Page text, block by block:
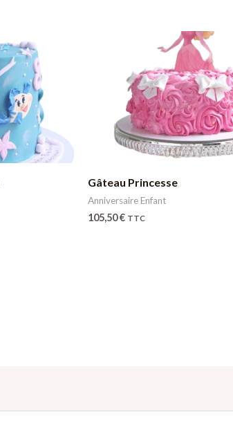
Gâteau Princesse
Anniversaire Enfant
105,50€ TTC